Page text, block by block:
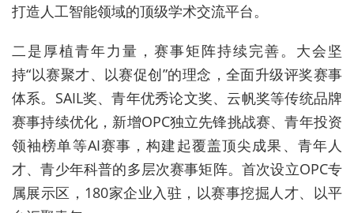
打造人工智能领域的顶级学术交流平台。
二是厚植青年力量，赛事矩阵持续完善。大会坚
持“以赛聚才、以赛促创”的理念，全面升级评奖赛事
体系。SAIL奖、青年优秀论文奖、云帆奖等传统品牌
赛事持续优化，新增OPC独立先锋挑战赛、青年投资
领袖榜单等AI赛事，构建起覆盖顶尖成果、青年人
才、青少年科普的多层次赛事矩阵。首次设立OPC专
属展示区，180家企业入驻，以赛事挖掘人才、以平